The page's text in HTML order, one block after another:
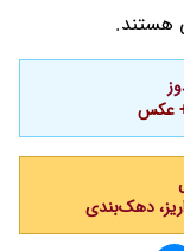
هستند.